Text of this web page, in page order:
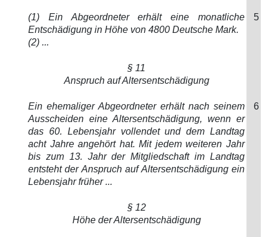
(1) Ein Abgeordneter erhält eine monatliche
Entschädigung in Höhe von 4800 Deutsche Mark.
(2) ...
5
§ 11
Anspruch auf Altersentschädigung
Ein ehemaliger Abgeordneter erhält nach seinem
Ausscheiden eine Altersentschädigung, wenn er
das 60. Lebensjahr vollendet und dem Landtag
acht Jahre angehört hat. Mit jedem weiteren Jahr
bis zum 13. Jahr der Mitgliedschaft im Landtag
entsteht der Anspruch auf Altersentschädigung ein
Lebensjahr früher ...
6
§ 12
Höhe der Altersentschädigung